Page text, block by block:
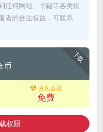
任何网站、书籍等各类媒
者的合法权益，可联系
下载
币
永久会员
免费
权限